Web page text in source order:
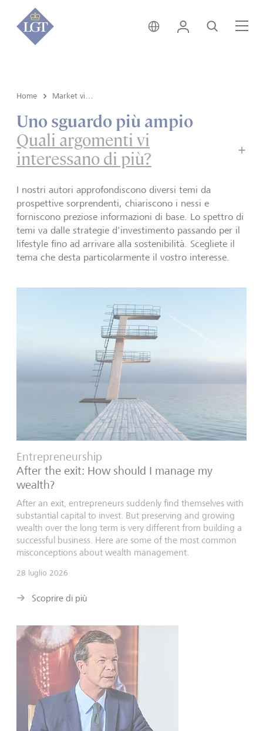
Svizzera • italiano
Login Cerca
Home
Uno sguardo più ampio
Quali argomenti vi
interessano di più?
I nostri autori approfondiscono diversi temi da
prospettive sorprendenti, chiariscono i nessi e
forniscono preziose informazioni di base. Lo spettro di
temi va dalle strategie d'investimento passando per il
lifestyle fino ad arrivare alla sostenibilità. Scegliete il
tema che desta particolarmente il vostro interesse.
Entrepreneurship
After the exit: How should I manage my
wealth?
After an exit, entrepreneurs suddenly find themselves with
substantial capital to invest. But preserving and growing
wealth over the long term is very different from building a
successful business. Here are some of the most common
misconceptions about wealth management.
28 luglio 2026
Scoprire di più